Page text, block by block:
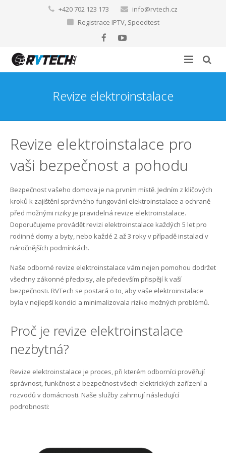
+420 702 123 173
info@rvtech.cz
Registrace IPTV, Speedtest
Internet Dýšina
Internet Ejpovice
Internet Chrást
Internet Klabava
Internet Kyšice
Internet Letkov
Internet Litohlavy
Internet Osek
Internet Plzeň-Božkov
Internet pro firmy
Internet na síti CETIN (metalický a optický) po celé ČR
LTE Internet
Sledovani TV
IoT, LoRaWAN, SmartCity
Fotovoltaické elektrárny
První kroky k FVE na území ČEZ distribuce
Revize elektroinstalace
Zabezpečovací systémy
Reference
Ke stažení
Kontakt
FAQ
Kam, kdy a jak mám platit?
První kroky k FVE na území ČEZ distribuce
Revize elektroinstalace
Revize elektroinstalace pro
vaši bezpečnost a pohodu
Bezpečnost vašeho domova je na prvním místě. Jedním z klíčových
kroků k zajištění správného fungování elektroinstalace a ochraně
před možnými riziky je pravidelná revize elektroinstalace.
Doporučujeme provádět revizi elektroinstalace každých 5 let pro
rodinné domy a byty, nebo každé 2 až 3 roky v případě instalací v
náročnějších podmínkách.
Naše odborné revize elektroinstalace vám nejen pomohou dodržet
všechny zákonné předpisy, ale především přispějí k vaší
bezpečnosti. RVTech se postará o to, aby vaše elektroinstalace
byla v nejlepší kondici a minimalizovala riziko možných problémů.
Proč je revize elektroinstalace
nezbytná?
Revize elektroinstalace je proces, při kterém odborníci prověřují
správnost, funkčnost a bezpečnost všech elektrických zařízení a
rozvodů v domácnosti. Naše služby zahrnují následující
podrobnosti: